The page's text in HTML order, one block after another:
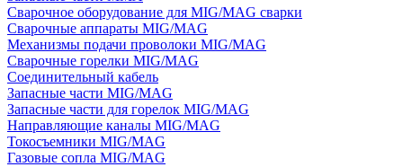
Сварочное оборудование для MIG/MAG сварки
Сварочные аппараты MIG/MAG
Механизмы подачи проволоки MIG/MAG
Сварочные горелки MIG/MAG
Соединительный кабель
Запасные части MIG/MAG
Запасные части для горелок MIG/MAG
Направляющие каналы MIG/MAG
Токосъемники MIG/MAG
Газовые сопла MIG/MAG